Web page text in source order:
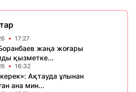
17:27
жаңа жоғары
қызметке...
16:32
Ақтауда ұлынан
ана мин...